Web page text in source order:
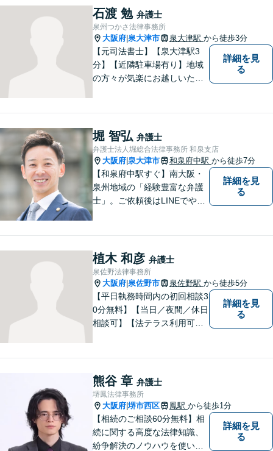
石渡 勉 弁護士
泉州つかさ法律事務所
大阪府 泉大津市 泉大津駅 から徒歩3分
【元司法書士】【泉大津駅3
分】【近隣駐車場有り】地域
の方々が気楽にお越しいただ
かどうかも含めて、まずはお
気軽にご相談ください。
詳細を見
る
堀 智弘 弁護士
弁護士法人堀総合法律事務所 和泉支店
大阪府 泉大津市 和泉府中駅 から徒歩7分
【和泉府中駅すぐ】南大阪・
泉州地域の「経験豊富な弁護
士」。ご依頼後はLINEでやり
制。グループ会社に税理士法
人・社労士事務所・不動産会
社があり問題を丸ごと解決！
詳細を見
る
植木 和彦 弁護士
泉佐野法律事務所
大阪府 泉佐野市 泉佐野駅 から徒歩5分
【平日執務時間内の初回相談3
0分無料】【当日／夜間／休日
相談可】【法テラス利用可】
詳細を見
る
熊谷 章 弁護士
堺鳳法律事務所
大阪府 堺市西区 鳳駅 から徒歩1分
【相続のご相談60分無料】相
続に関する高度な法律知識、
紛争解決のノウハウを使い、
詳細を見
る